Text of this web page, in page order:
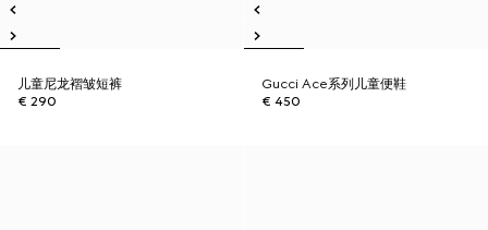
儿童尼龙褶皱短裤
€ 290
Gucci Ace系列儿童便鞋
€ 450